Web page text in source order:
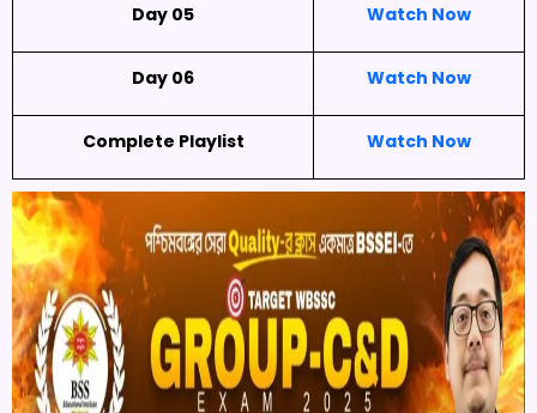
Day 05 Watch Now
Day 06 Watch Now
Complete Playlist Watch Now